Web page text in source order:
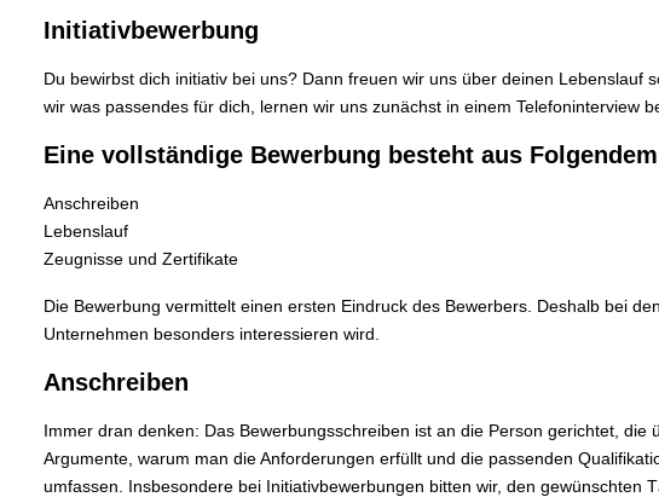
Initiativbewerbung
Du bewirbst dich initiativ bei uns? Dann freuen wir uns über deinen
wir was passendes für dich, lernen wir uns zunächst in einem Telefoninterview
Eine vollständige Bewerbung besteht aus
Anschreiben
Lebenslauf
Zeugnisse und Zertifikate
Die Bewerbung vermittelt einen ersten Eindruck des Bewerbers. Deshalb bei
Unternehmen besonders interessieren wird.
Anschreiben
Immer dran denken: Das Bewerbungsschreiben ist an die Person gerichtet,
Argumente, warum man die Anforderungen erfüllt und die passenden
umfassen. Insbesondere bei Initiativbewerbungen bitten wir, den